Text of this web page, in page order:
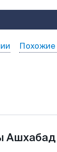
Похожие
Ашхабад